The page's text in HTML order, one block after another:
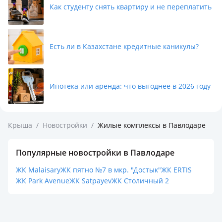
Спортивный комплекс «Ertis Olympic»
Вело-лыжная база «Ertis»
Прогулочная зона вдоль реки Усолка
Условия приобретения:
Рассрочка без % от Застройщика
Ипотечное кредитование в любом банке второго
уровня
Двухкомнатные квартиры от 68,65 кв.м. до 81,21 кв.м.
Четырехкомнатные квартиры – 114,24 кв.м.
Как студенту снять квартиру и не переплатить
Есть ли в Казахстане кредитные каникулы?
Ипотека или аренда: что выгоднее в 2026 году
Крыша / Новостройки / Жилые комплексы в Павлодаре
Популярные новостройки в Павлодаре
ЖК MalaisaryЖК пятно №7 в мкр. "Достык"ЖК ERTIS
ЖК Park AvenueЖК SatpayevЖК Столичный 2